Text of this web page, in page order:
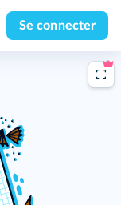
Se connecter